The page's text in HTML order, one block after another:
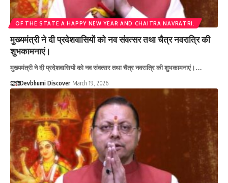
OF THE STATE A HAPPY NEW YEAR AND CHAITRA NAVRATRI.
मुख्यमंत्री ने दी प्रदेशवासियों को नव संवत्सर तथा चैत्र नवरात्रि की
शुभकामनाएं।
मुख्यमंत्री ने दी प्रदेशवासियों को नव संवत्सर तथा चैत्र नवरात्रि की शुभकामनाएं।…
Devbhumi Discover March 19, 2026